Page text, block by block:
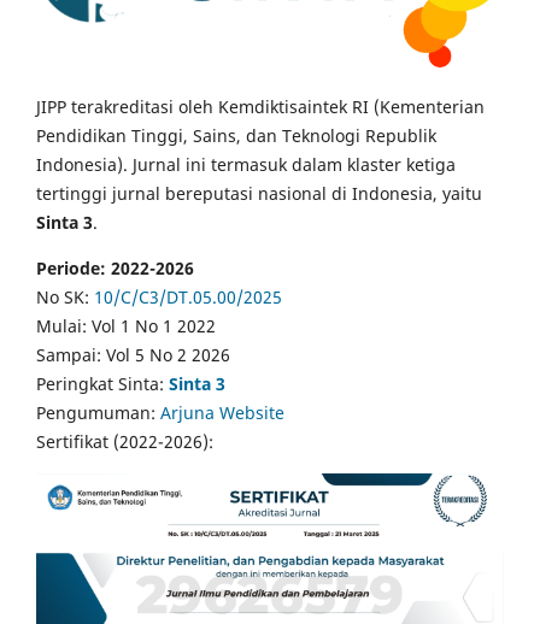
JIPP terakreditasi oleh Kemdiktisaintek RI (Kementerian
Pendidikan Tinggi, Sains, dan Teknologi Republik
Indonesia). Jurnal ini termasuk dalam klaster ketiga
tertinggi jurnal bereputasi nasional di Indonesia, yaitu
Sinta 3.
Periode: 2022-2026
No SK: 10/C/C3/DT.05.00/2025
Mulai: Vol 1 No 1 2022
Sampai: Vol 5 No 2 2026
Peringkat Sinta: Sinta 3
Pengumuman: Arjuna Website
Sertifikat (2022-2026):